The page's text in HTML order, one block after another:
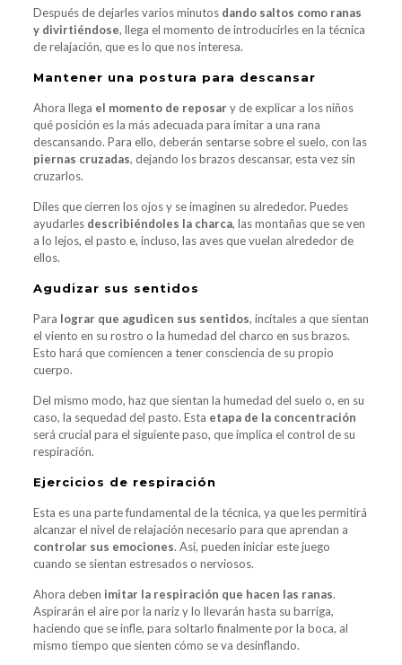
Después de dejarles varios minutos dando saltos como ranas
y divirtiéndose, llega el momento de introducirles en la técnica
de relajación, que es lo que nos interesa.
Mantener una postura para descansar
Ahora llega el momento de reposary de explicar a los niños
qué posición es la más adecuada para imitar a una rana
descansando. Para ello, deberán sentarse sobre el suelo, con las
piernas cruzadas, dejando los brazos descansar, esta vez sin
cruzarlos.
Diles que cierren los ojos y se imaginen su alrededor. Puedes
ayudarles describiéndoles la charca, las montañas que se ven
a lo lejos, el pasto e, incluso, las aves que vuelan alrededor de
ellos.
Agudizar sus sentidos
Para lograr que agudicen sus sentidos, incítales a que sientan
el viento en su rostro o la humedad del charco en sus brazos.
Esto hará que comiencen a tener consciencia de su propio
cuerpo.
Del mismo modo, haz que sientan la humedad del suelo o, en su
caso, la sequedad del pasto. Esta etapa de la concentración
será crucial para el siguiente paso, que implica el control de su
respiración.
Ejercicios de respiración
Esta es una parte fundamental de la técnica, ya que les permitirá
alcanzar el nivel de relajación necesario para que aprendan a
controlar sus emociones. Así, pueden iniciar este juego
cuando se sientan estresados o nerviosos.
Ahora deben imitar la respiración que hacen las ranas.
Aspirarán el aire por la nariz y lo llevarán hasta su barriga,
haciendo que se infle, para soltarlo finalmente por la boca, al
mismo tiempo que sienten cómo se va desinflando.